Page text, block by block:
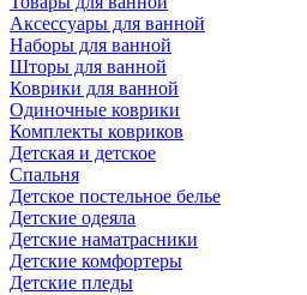
Аксессуары для ванной
Наборы для ванной
Шторы для ванной
Коврики для ванной
Одиночные коврики
Комплекты ковриков
Детская и детское
Спальня
Детское постельное белье
Детские одеяла
Детские наматрасники
Детские комфортеры
Детские пледы